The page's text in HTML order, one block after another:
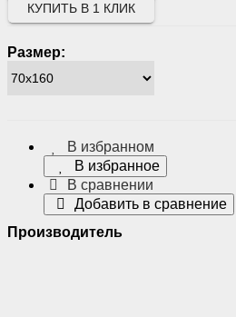
Размер:
КУПИТЬ В 1 КЛИК
В избранном
В избранное
В сравнении
Добавить в сравнение
Производитель